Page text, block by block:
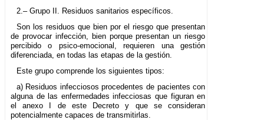
2.– Grupo II. Residuos sanitarios específicos.
Son los residuos que bien por el riesgo que presentan
de provocar infección, bien porque presentan un riesgo
percibido o psico-emocional, requieren una gestión
diferenciada, en todas las etapas de la gestión.
Este grupo comprende los siguientes tipos:
a) Residuos infecciosos procedentes de pacientes con
alguna de las enfermedades infecciosas que figuran en
el anexo I de este Decreto y que se consideran
potencialmente capaces de transmitirlas.